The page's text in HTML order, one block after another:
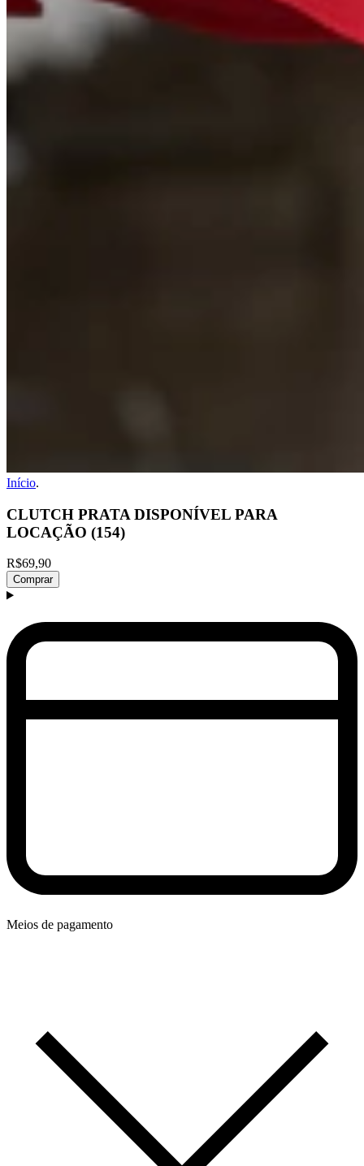
Início.
CLUTCH PRATA DISPONÍVEL PARA
LOCAÇÃO (154)
R$69,90
Comprar
Meios de pagamento